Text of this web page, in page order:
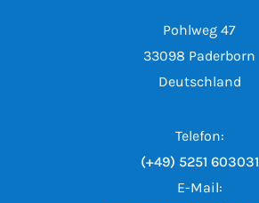
Pohlweg 47
33098 Paderborn
Deutschland
Telefon:
(+49) 5251 603031
E-Mail: